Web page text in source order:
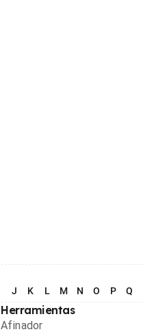
J K L M N O P Q
Herramientas
Afinador